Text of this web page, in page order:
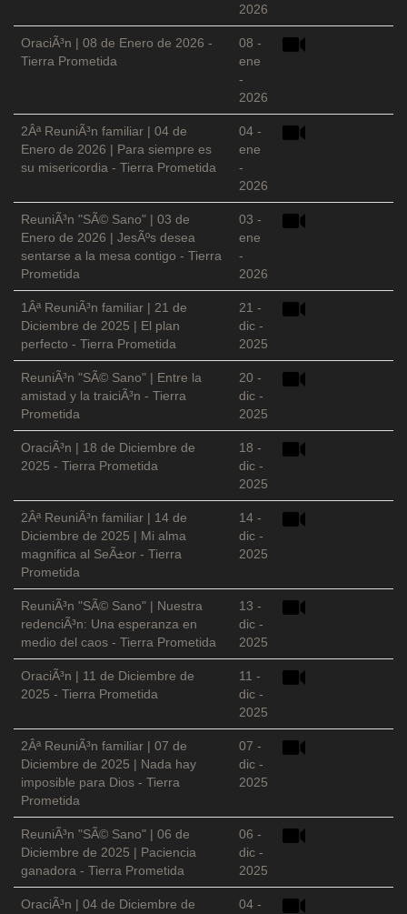
2026
OraciÃ³n | 08 de Enero de 2026 -
Tierra Prometida
08 -
ene
-
2026
2Âª ReuniÃ³n familiar | 04 de
Enero de 2026 | Para siempre es
su misericordia - Tierra Prometida
04 -
ene
-
2026
ReuniÃ³n "SÃ© Sano" | 03 de
Enero de 2026 | JesÃºs desea
sentarse a la mesa contigo - Tierra
Prometida
03 -
ene
-
2026
1Âª ReuniÃ³n familiar | 21 de
Diciembre de 2025 | El plan
perfecto - Tierra Prometida
21 -
dic -
2025
ReuniÃ³n "SÃ© Sano" | Entre la
amistad y la traiciÃ³n - Tierra
Prometida
20 -
dic -
2025
OraciÃ³n | 18 de Diciembre de
2025 - Tierra Prometida
18 -
dic -
2025
2Âª ReuniÃ³n familiar | 14 de
Diciembre de 2025 | Mi alma
magnifica al SeÃ±or - Tierra
Prometida
14 -
dic -
2025
ReuniÃ³n "SÃ© Sano" | Nuestra
redenciÃ³n: Una esperanza en
medio del caos - Tierra Prometida
13 -
dic -
2025
OraciÃ³n | 11 de Diciembre de
2025 - Tierra Prometida
11 -
dic -
2025
2Âª ReuniÃ³n familiar | 07 de
Diciembre de 2025 | Nada hay
imposible para Dios - Tierra
Prometida
07 -
dic -
2025
ReuniÃ³n "SÃ© Sano" | 06 de
Diciembre de 2025 | Paciencia
ganadora - Tierra Prometida
06 -
dic -
2025
OraciÃ³n | 04 de Diciembre de
04 -